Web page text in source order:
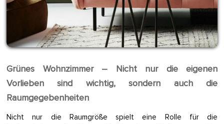
Grünes Wohnzimmer – Nicht nur die eigenen
Vorlieben sind wichtig, sondern auch die
Raumgegebenheiten
Nicht nur die Raumgröße spielt eine Rolle für die